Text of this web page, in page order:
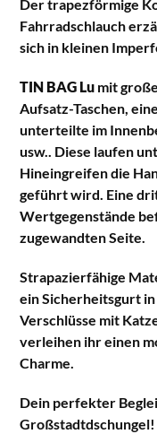
Der trapezförmige
Fahrradschlauch
sich in kleinen
TIN BAG Lu mit
Aufsatz-Taschen,
unterteilte im
usw.. Diese laufen
Hineingreifen die
geführt wird. Eine
Wertgegenstände
zugewandten Seite.
Strapazierfähige
ein Sicherheitsgurt
Verschlüsse mit
verleihen ihr einen
Charme.
Dein perfekter
Großstadtdschungel!